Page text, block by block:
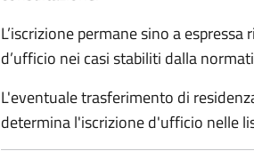
L’iscrizione permane sino a
d’ufficio nei casi stabiliti dalla
L'eventuale trasferimento di
determina l'iscrizione d'ufficio nelle